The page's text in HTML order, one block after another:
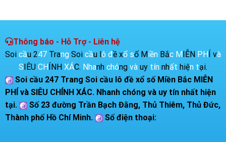
Thông báo - Hỗ Trợ - Liên hệ
Soi cầu 247 Trang Soi cầu ô đề xổ số Miền Bắc M ỄN P H và
S ÊU CH N H XÁC. N hanh chóng và uy tín nhất hiện tại.
Soi cầu 247 Trang Soi cầu lô đề xổ số Miền Bắc MIỄN
PHÍ và SIÊU CHÍNH XÁC. Nhanh chóng và uy tín nhất hiện
tại.
Số 23 đường Trần Bạch Đằng, Thủ Thiêm, Thủ Đức,
Thành phố Hồ Chí Minh.
Số điện thoại: